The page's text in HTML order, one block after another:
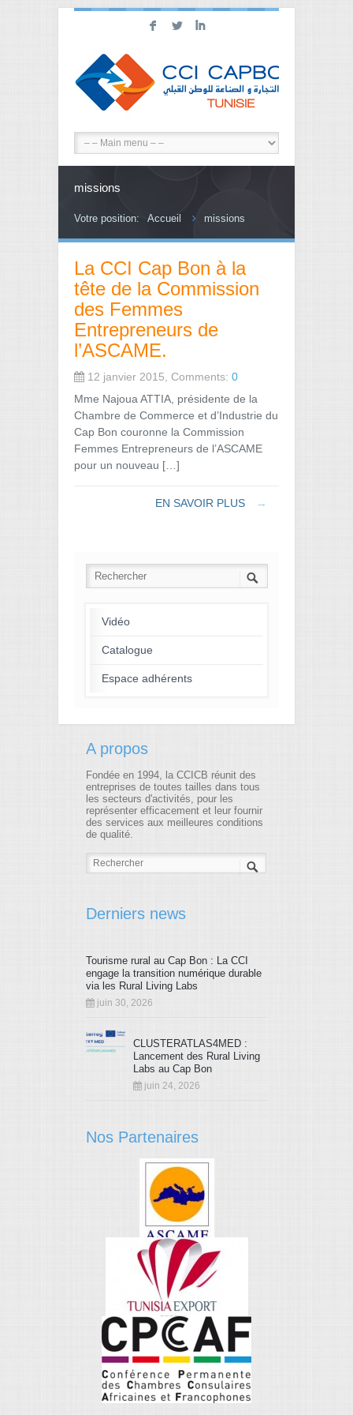
F L I
missions
Votre position: Accueil missions
La CCI Cap Bon à la
tête de la Commission
des Femmes
Entrepreneurs de
l’ASCAME.
12 janvier 2015, Comments: 0
Mme Najoua ATTIA, présidente de la
Chambre de Commerce et d’Industrie du
Cap Bon couronne la Commission
Femmes Entrepreneurs de l’ASCAME
pour un nouveau […]
EN SAVOIR PLUS →
Vidéo
Catalogue
Espace adhérents
A propos
Fondée en 1994, la CCICB réunit des
entreprises de toutes tailles dans tous
les secteurs d'activités, pour les
représenter efficacement et leur fournir
des services aux meilleures conditions
de qualité.
Derniers news
Tourisme rural au Cap Bon : La CCI
engage la transition numérique durable
via les Rural Living Labs
juin 30, 2026
CLUSTERATLAS4MED :
Lancement des Rural Living
Labs au Cap Bon
juin 24, 2026
Nos Partenaires